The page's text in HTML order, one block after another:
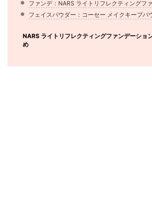
ファンデ：NARS ライトリフレクティングフ
フェイスパウダー：コーセー メイクキープパ
NARS ライトリフレクティングファンデーショ
め